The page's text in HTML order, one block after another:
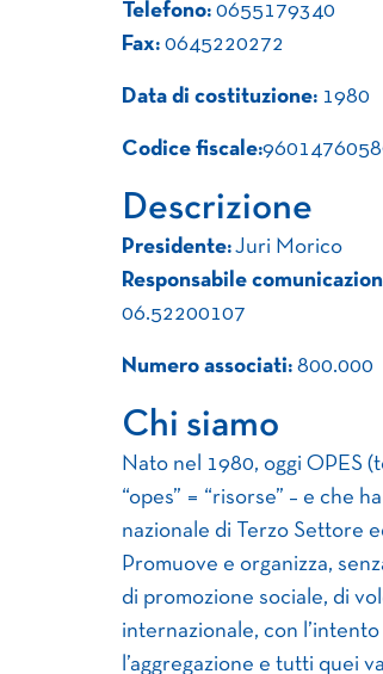
Telefono: 0655179340
Fax: 0645220272
Data di costituzione: 1980
Codice fiscale:
Descrizione
Presidente:Juri Morico
Responsabile
06.52200107
Numero associati: 800.000
Chi siamo
Nato nel 1980, oggi OPES
“opes” = “risorse” – e che
nazionale di Terzo Settore
Promuove e organizza,
di promozione sociale, di
internazionale, con
l’aggregazione e tutti quei